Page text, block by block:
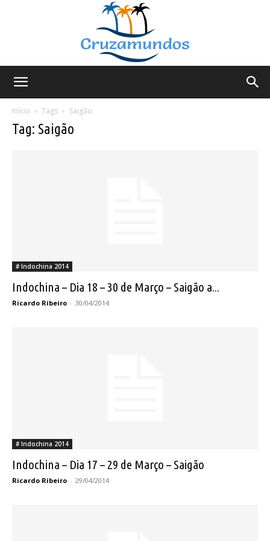
Início
Tags Saigão
Tag: Saigão
# Indochina 2014
Indochina – Dia 18 – 30 de Março – Saigão a...
Ricardo Ribeiro - 30/04/2014
# Indochina 2014
Indochina – Dia 17 – 29 de Março – Saigão
Ricardo Ribeiro - 29/04/2014